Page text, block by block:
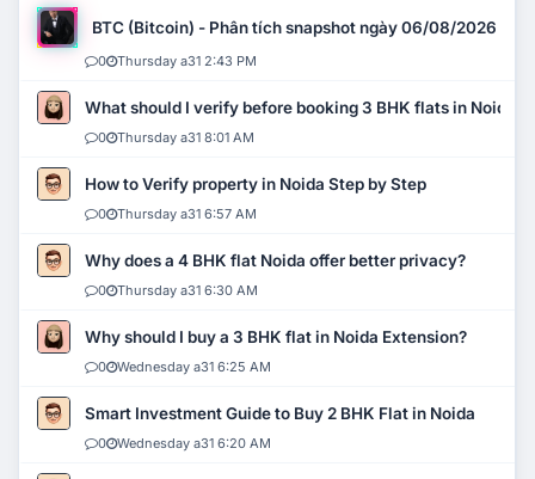
BTC (Bitcoin) - Phân tích snapshot ngày 06/08/2026
0 Thursday a31 2:43 PM
What should I verify before booking 3 BHK flats in Noida?
0 Thursday a31 8:01 AM
How to Verify property in Noida Step by Step
0 Thursday a31 6:57 AM
Why does a 4 BHK flat Noida offer better privacy?
0 Thursday a31 6:30 AM
Why should I buy a 3 BHK flat in Noida Extension?
0 Wednesday a31 6:25 AM
Smart Investment Guide to Buy 2 BHK Flat in Noida
0 Wednesday a31 6:20 AM